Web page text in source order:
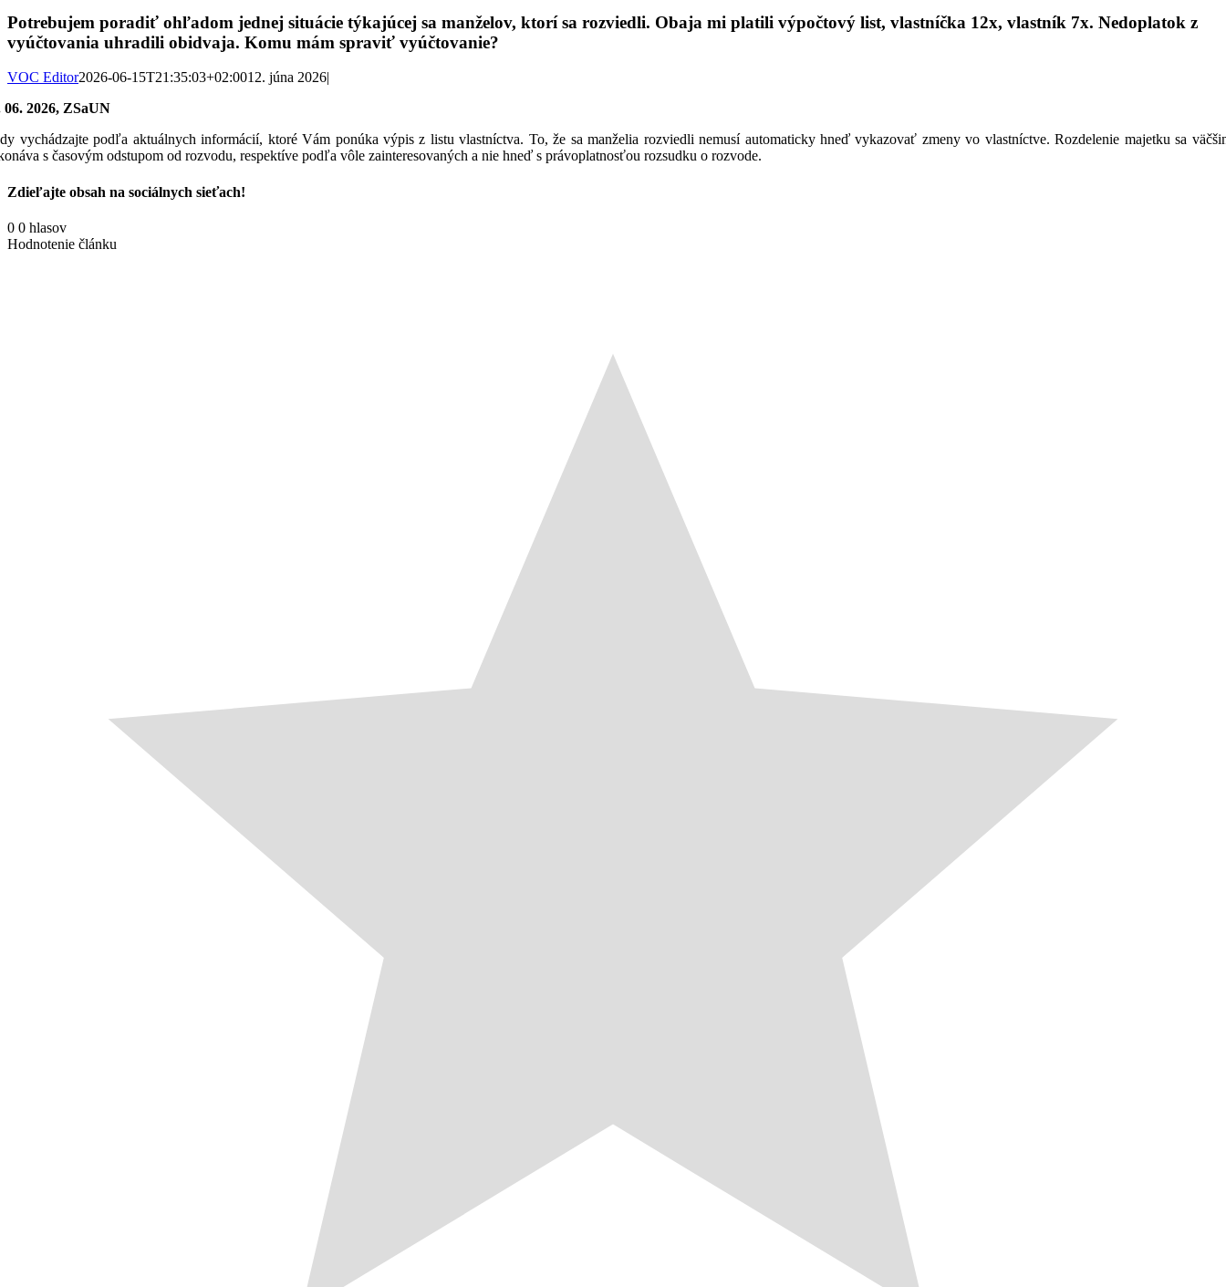
Potrebujem poradiť ohľadom jednej situácie týkajúcej sa manželov, ktorí sa rozviedli. Obaja mi platili výpočtový list, vlastníčka 12x, vlastník 7x. Nedoplatok z
vyúčtovania uhradili obidvaja. Komu mám spraviť vyúčtovanie?
VOC Editor2026-06-15T21:35:03+02:0012. júna 2026|
06. 2026, ZSaUN
vychádzajte podľa aktuálnych informácií, ktoré Vám ponúka výpis z listu vlastníctva. To, že sa manželia rozviedli nemusí automaticky hneď vykazovať zmeny vo vlastníctve. Rozdelenie majetku sa
s časovým odstupom od rozvodu, respektíve podľa vôle zainteresovaných a nie hneď s právoplatnosťou rozsudku o rozvode.
Zdieľajte obsah na sociálnych sieťach!
Facebook
X
Reddit
LinkedIn
WhatsApp
Tumblr
Pinterest
Vk
Email
0 0 hlasov
Hodnotenie článku